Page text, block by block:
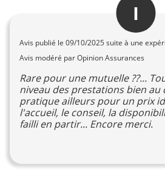
I
Avis publié le 09/10/2025 suite à une
Avis modéré par Opinion Assurances
Rare pour une mutuelle ??...
niveau des prestations bien au
pratique ailleurs pour un prix
l'accueil, le conseil, la
failli en partir... Encore merci.